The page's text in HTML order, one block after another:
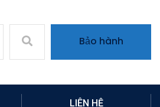
Bảo hành
LIÊN HỆ